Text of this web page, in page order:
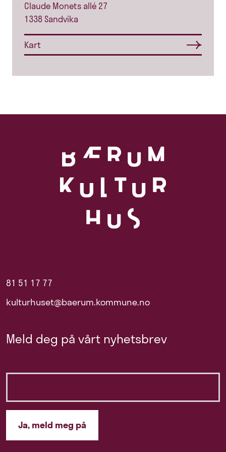
Claude Monets allé 27
1338 Sandvika
Kart
81 51 17 77
kulturhuset@baerum.kommune.no
Meld deg på vårt nyhetsbrev